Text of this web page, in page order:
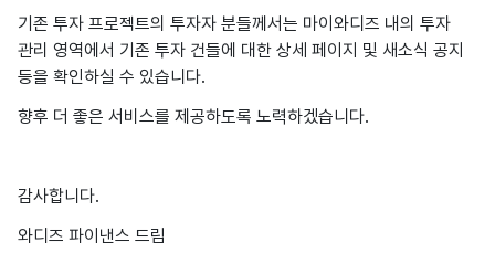
기존 투자 프로젝트의 투자자 분들께서는 마이와디즈 내의 투자
관리 영역에서 기존 투자 건들에 대한 상세 페이지 및 새소식 공지
등을 확인하실 수 있습니다.
향후 더 좋은 서비스를 제공하도록 노력하겠습니다.
감사합니다.
와디즈 파이낸스 드림